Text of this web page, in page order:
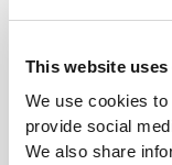
This website
We use cookies
provide social
We also share
PeptiPlus™ -